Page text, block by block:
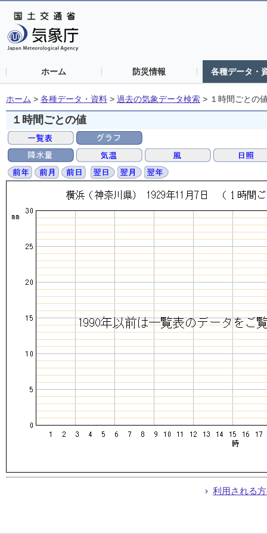
ホーム 防災情報 各種データ・
ホーム > 各種データ・資料 > 過去の気象データ検索 > １時間ごとの
１時間ごとの値
利用される